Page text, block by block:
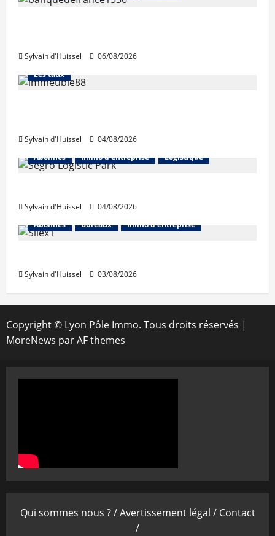
Sylvain d'Huissel 06/08/2026
Abonnés Financement
Les taux
Sylvain d'Huissel
04/08/2026
Abonnés
Immo d'entreprise Logistique
Sylvain d'Huissel
04/08/2026
Abonnés
Bureaux Immo d'entreprise
Sylvain d'Huissel 03/08/2026
Copyright © Lyon Pôle Immo. Tous droits réservés |
MoreNews par AF themes
Qui sommes nous ? /Avertissement légal / Contact
/